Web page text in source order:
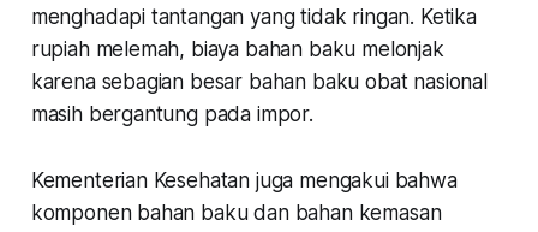
menghadapi tantangan yang tidak ringan. Ketika
rupiah melemah, biaya bahan baku melonjak
karena sebagian besar bahan baku obat nasional
masih bergantung pada impor.
Kementerian Kesehatan juga mengakui bahwa
komponen bahan baku dan bahan kemasan